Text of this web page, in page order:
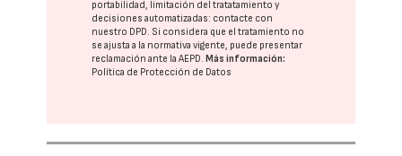
portabilidad, limitación del tratatamiento y
decisiones automatizadas: contacte con
nuestro DPD . Si considera que el tratamiento no
se ajusta a la normativa vigente, puede presentar
reclamación ante laAEPD .Más información:
Política de Protección de Datos